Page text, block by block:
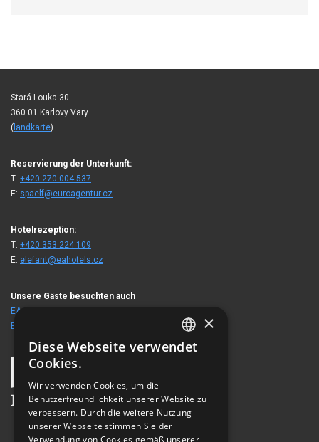
Stará Louka 30
360 01 Karlovy Vary
( landkarte)
Reservierung der Unterkunft:
T: +420 270 004 537
E: spaelf@euroagentur.cz
Hotelrezeption:
T: +420 353 224 109
E: elefant@eahotels.cz
Unsere Gäste besuchten auch
EA Hotel Mozart
EA Hotel Atlantic Palace
CZECH
GERMAN
×
Diese Webseite verwendet
Cookies.
Wir verwenden Cookies, um die
Benutzerfreundlichkeit unserer Website zu
verbessern. Durch die weitere Nutzung
unserer Webseite stimmen Sie der
Verwendung von Cookies gemäß unserer